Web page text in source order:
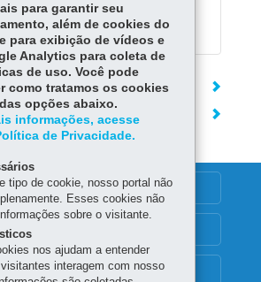
no Protocolo Geral do
para garantir seu
além de cookies do
para exibição de vídeos e
Analytics para coleta de
de uso. Você pode
como tratamos os cookies
opções abaixo.
informações, acesse
de Privacidade.
tipo de cookie, nosso portal não
Esses cookies não
sobre o visitante.
nos ajudam a entender
interagem com nosso